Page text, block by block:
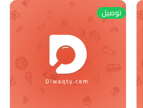
توصيل